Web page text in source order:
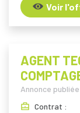
Voir
AGENT
Annonce
Contrat :